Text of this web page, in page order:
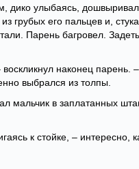
дико улыбаясь,
грубых его пальцев и,
Парень багровел.
наконец парень.
выбрался из толпы.
мальчик в заплатанных
к стойке, – интересно,